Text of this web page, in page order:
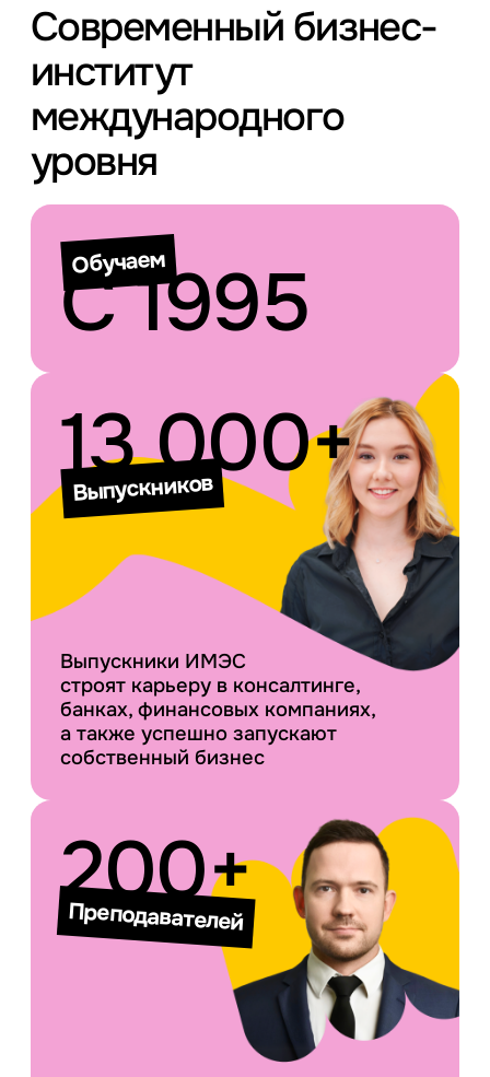
Современный бизнес-
институт
международного
уровня
Обучаем
С 1995
13 000+
Выпускников
Выпускники ИМЭС
строят карьеру в консалтинге,
банках, финансовых компаниях,
а также успешно запускают
собственный бизнес
200+
Преподавателей